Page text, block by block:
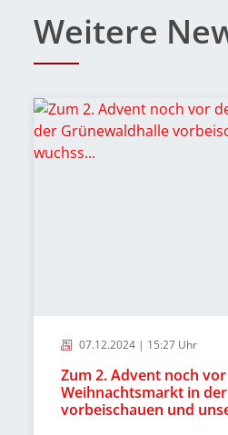
Weitere
07.12.2024 | 15:27 Uhr
Zum 2. Advent noch
Weihnachtsmarkt in
vorbeischauen und